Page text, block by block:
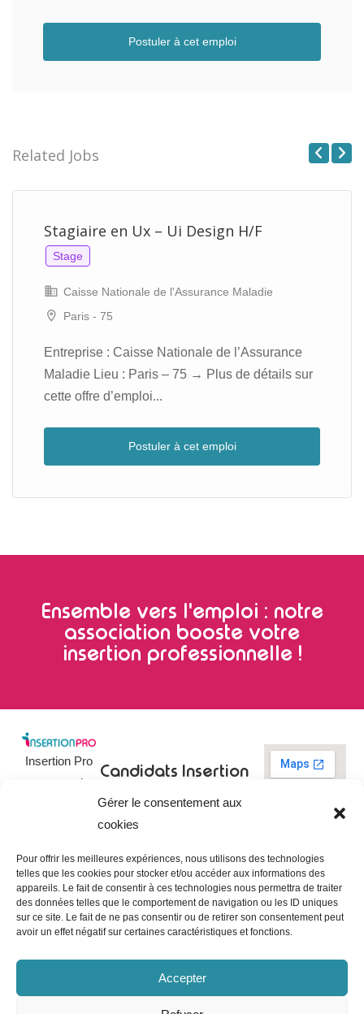
Gérer le consentement aux
cookies
Pour offrir les meilleures expériences, nous utilisons des technologies
telles que les cookies pour stocker et/ou accéder aux informations des
appareils. Le fait de consentir à ces technologies nous permettra de traiter
des données telles que le comportement de navigation ou les ID uniques
sur ce site. Le fait de ne pas consentir ou de retirer son consentement peut
avoir un effet négatif sur certaines caractéristiques et fonctions.
Accepter
Postuler à cet emploi
Related Jobs
Stagiaire en Ux – Ui Design H/F
Stage
Caisse Nationale de l'Assurance Maladie
Paris - 75
Entreprise : Caisse Nationale de l’Assurance
Maladie Lieu : Paris – 75 → Plus de détails sur
cette offre d’emploi...
Postuler à cet emploi
Ensemble vers l'emploi : notre
association booste votre
insertion professionnelle !
Insertion Pro
est une action
pour
l’Insertion
Professionnelle ,
dédiée à
l’insertion et
Candidats
emploi
Tableau de
bord du
candidat
Entreprises
Poster une
entreprises
Insertion
09 73 03 78
Contact
CGU
Mentions
légales
confidentialité
Politique de